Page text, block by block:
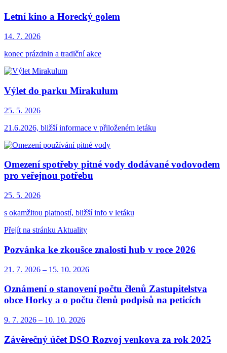
Letní kino a Horecký golem
14. 7. 2026
konec prázdnin a tradiční akce
Výlet do parku Mirakulum
25. 5. 2026
21.6.2026, bližší informace v přiloženém letáku
Omezení spotřeby pitné vody dodávané vodovodem
pro veřejnou potřebu
25. 5. 2026
s okamžitou platností, bližší info v letáku
Přejít na stránku Aktuality
Pozvánka ke zkoušce znalosti hub v roce 2026
21. 7. 2026 – 15. 10. 2026
Oznámení o stanovení počtu členů Zastupitelstva
obce Horky a o počtu členů podpisů na peticích
9. 7. 2026 – 10. 10. 2026
Závěrečný účet DSO Rozvoj venkova za rok 2025